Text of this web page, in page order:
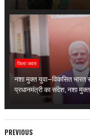
जिला जवार
नशा मुक्त युवा–विकसित
प्रधानमंत्री का संदेश, नशा
PREVIOUS